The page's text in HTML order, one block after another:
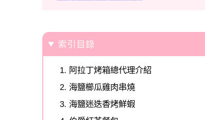
索引目錄
阿拉丁烤箱總代理介紹
海鹽櫛瓜雞肉串燒
海鹽迷迭香烤鮮蝦